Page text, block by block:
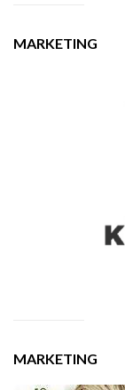
MARKETING
MARKETING